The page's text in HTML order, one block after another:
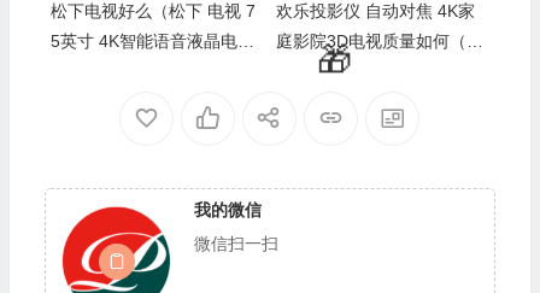
松下电视好么（松下 电视 7
5英寸 4K智能语音液晶电视3
欢乐投影仪 自动对焦 4K家
庭影院3D电视质量如何（欢
乐投影仪 自动对焦 4K家庭
我的微信
微信扫一扫